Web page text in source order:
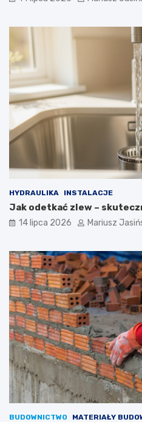
HYDRAULIKA INSTALACJE
Jak odetkać zlew –
14 lipca 2026 Mariusz
BUDOWNICTWO MATERIAŁY